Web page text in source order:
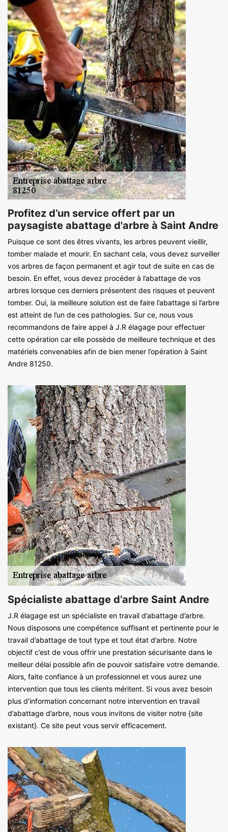
Profitez d’un service offert par un
paysagiste abattage d'arbre à Saint Andre
Puisque ce sont des êtres vivants, les arbres peuvent vieillir,
tomber malade et mourir. En sachant cela, vous devez surveiller
vos arbres de façon permanent et agir tout de suite en cas de
besoin. En effet, vous devez procéder à l’abattage de vos
arbres lorsque ces derniers présentent des risques et peuvent
tomber. Oui, la meilleure solution est de faire l’abattage si l’arbre
est atteint de l’un de ces pathologies. Sur ce, nous vous
recommandons de faire appel à J.R élagage pour effectuer
cette opération car elle possède de meilleure technique et des
matériels convenables afin de bien mener l’opération à Saint
Andre 81250.
Spécialiste abattage d’arbre Saint Andre
J.R élagage est un spécialiste en travail d’abattage d’arbre.
Nous disposons une compétence suffisant et pertinente pour le
travail d’abattage de tout type et tout état d’arbre. Notre
objectif c’est de vous offrir une prestation sécurisante dans le
meilleur délai possible afin de pouvoir satisfaire votre demande.
Alors, faite confiance à un professionnel et vous aurez une
intervention que tous les clients méritent. Si vous avez besoin
plus d’information concernant notre intervention en travail
d’abattage d’arbre, nous vous invitons de visiter notre {site
existant}. Ce site peut vous servir efficacement.